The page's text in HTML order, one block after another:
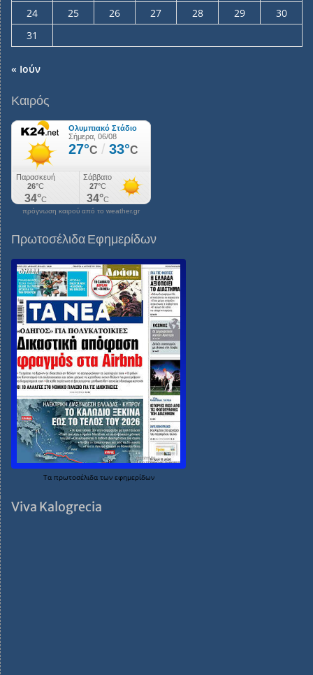
24
25 26 27 28 29
30
31
« Ιούν
Καιρός
πρόγνωση καιρού από το weather.gr
Πρωτοσέλιδα Εφημερίδων
Τα πρωτοσέλιδα των εφημερίδων
Viva Kalogrecia